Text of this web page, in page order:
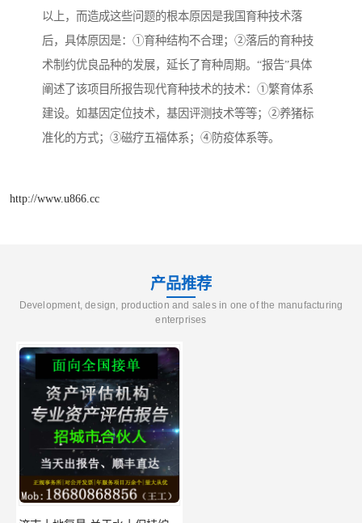
以上，而造成这些问题的根本原因是我国育种技术落
后，具体原因是：①育种结构不合理；②落后的育种技
术制约优良品种的发展，延长了育种周期。“报告”具体
阐述了该项目所报告现代育种技术的技术：①繁育体系
建设。如基因定位技术，基因评测技术等等；②养猪标
准化的方式；③磁疗五福体系；④防疫体系等。
http://www.u866.cc
产品推荐
Development, design, production and sales in one of the manufacturing
enterprises